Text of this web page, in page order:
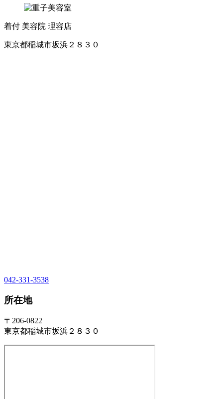
着付 美容院 理容店
東京都稲城市坂浜２８３０
042-331-3538
所在地
〒206-0822
東京都稲城市坂浜２８３０